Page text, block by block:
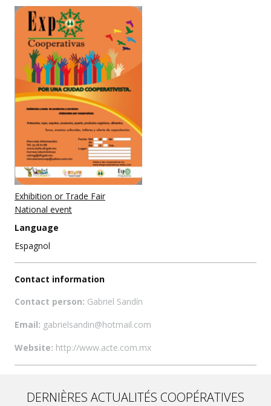
Exhibition or Trade Fair
National event
Language
Espagnol
Contact information
Contact person: Gabriel Sandín
Email: gabrielsandin@hotmail.com
Website: http://www.acte.com.mx
DERNIÈRES ACTUALITÉS COOPÉRATIVES